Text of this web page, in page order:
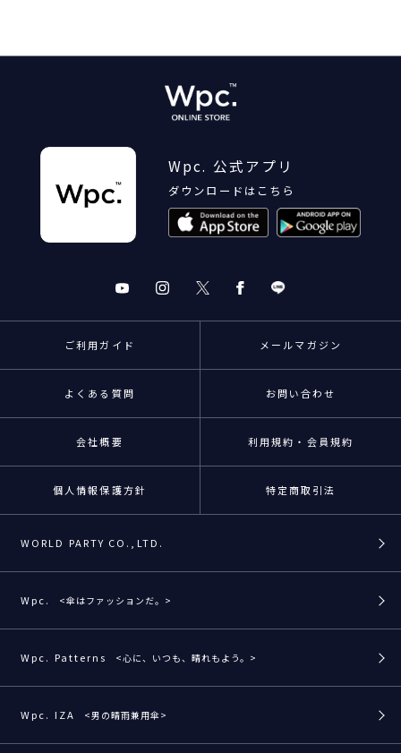
Wpc. 公式アプリ
ダウンロードはこちら
ご利用ガイド メールマガジン
よくある質問 お問い合わせ
会社概要 利用規約・会員規約
個人情報保護方針 特定商取引法
WORLD PARTY CO.,LTD.
Wpc. <傘はファッションだ。>
Wpc. Patterns <心に、いつも、晴れもよう。>
Wpc. IZA <男の晴雨兼用傘>